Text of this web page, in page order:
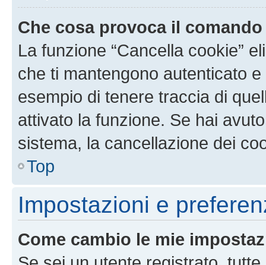
Che cosa provoca il
La funzione “Cancella cookie”
che ti mantengono autenticato
esempio di tenere traccia di
attivato la funzione. Se hai
sistema, la cancellazione dei
Top
Impostazioni e
Come cambio le mie